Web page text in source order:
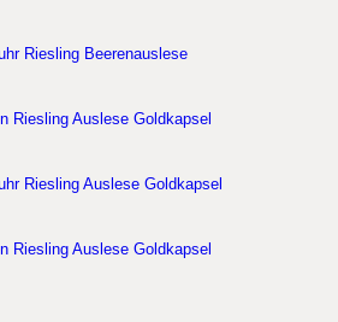
Riesling Beerenauslese
Riesling Auslese Goldkapsel
Riesling Auslese Goldkapsel
Riesling Auslese Goldkapsel